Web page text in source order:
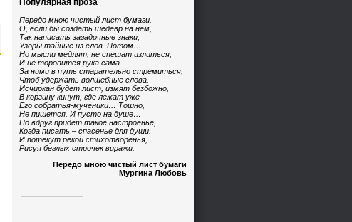
Передо мною чистый лист бумаги.
О, если бы создать шедевр на нем,
Так написать загадочные знаки,
Узоры тайные из слов. Потом…
Но мысли медлят, не спешат излиться,
И не торопится рука сама
За ними в путь старательно стремиться,
Чтоб удержать волшебные слова.
Исчиркан будет лист, измят безбожно,
В корзину кинут, где лежат уже
Его собратья-мученики… Тошно,
Не пишется. И пусто на душе…
Но вдруг придет такое настроенье,
Когда писать – спасенье для души.
И потекут рекой стихотворенья,
Рисуя беглых строчек виражи.
Передо мною чистый лист бумаги
Мургина Любовь